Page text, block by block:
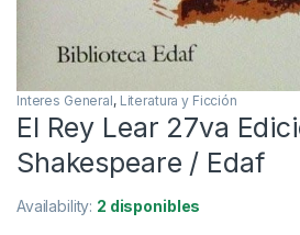
Interes General, Literatura y Ficción
El Rey Lear 27va
Shakespeare / Edaf
Availability: 2 disponibles